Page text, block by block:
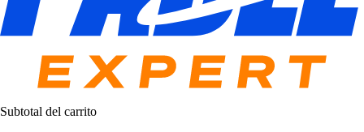
Subtotal del carrito